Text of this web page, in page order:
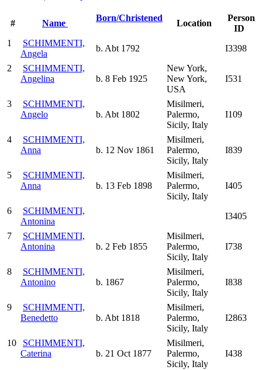
# Name
Born/Christened
Location
Person
ID
1
SCHIMMENTI,
Angela
b. Abt 1792
I3398
2
SCHIMMENTI,
Angelina
b. 8 Feb 1925
New York,
New York,
USA
I531
3
SCHIMMENTI,
Angelo
b. Abt 1802
Misilmeri,
Palermo,
Sicily, Italy
I109
4
SCHIMMENTI,
Anna
b. 12 Nov 1861
Misilmeri,
Palermo,
Sicily, Italy
I839
5
SCHIMMENTI,
Anna
b. 13 Feb 1898
Misilmeri,
Palermo,
Sicily, Italy
I405
6
SCHIMMENTI,
Antonina
I3405
7
SCHIMMENTI,
Antonina
b. 2 Feb 1855
Misilmeri,
Palermo,
Sicily, Italy
I738
8
SCHIMMENTI,
Antonino
b. 1867
Misilmeri,
Palermo,
Sicily, Italy
I838
9
SCHIMMENTI,
Benedetto
b. Abt 1818
Misilmeri,
Palermo,
Sicily, Italy
I2863
10
SCHIMMENTI,
Caterina
b. 21 Oct 1877
Misilmeri,
Palermo,
Sicily, Italy
I438